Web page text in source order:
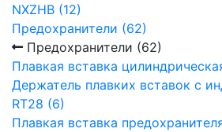
NXZHB (12)
Предохранители (62)
Предохранители (62)
Плавкая вставка
Держатель плавких вставок с
RT28 (6)
Плавкая вставка